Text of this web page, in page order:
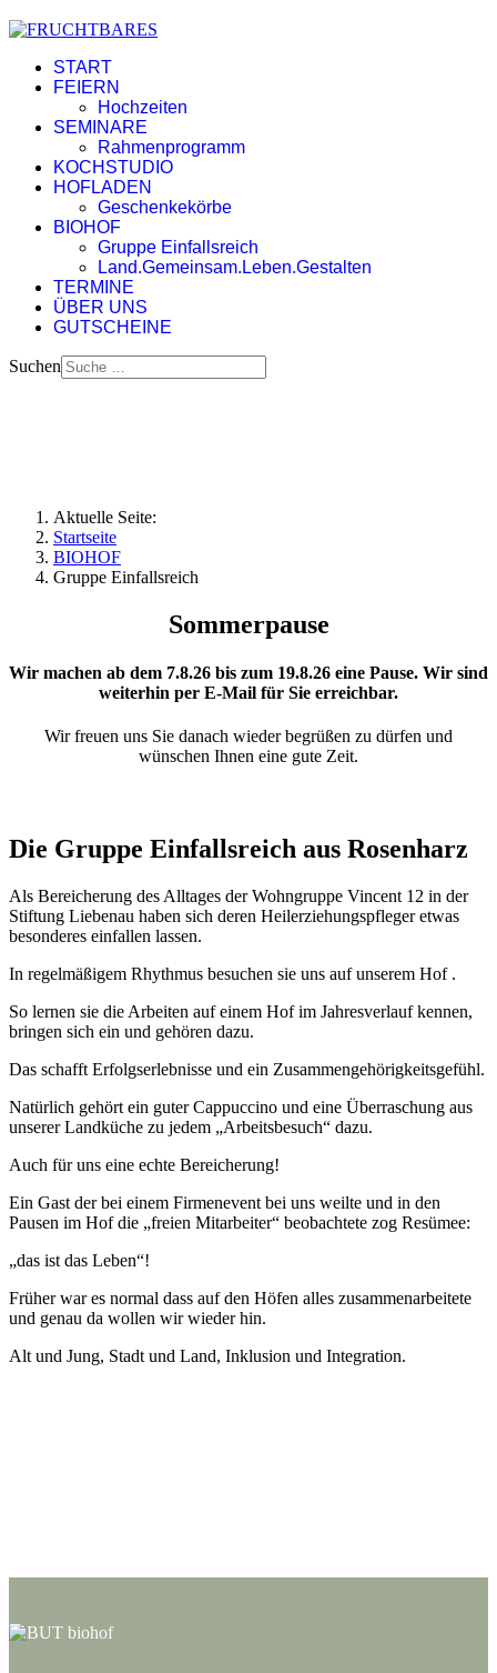
START
FEIERN
Hochzeiten
SEMINARE
Rahmenprogramm
KOCHSTUDIO
HOFLADEN
Geschenkekörbe
BIOHOF
Gruppe Einfallsreich
Land.Gemeinsam.Leben.Gestalten
TERMINE
ÜBER UNS
GUTSCHEINE
Suchen
Aktuelle Seite:
Startseite
BIOHOF
Gruppe Einfallsreich
Sommerpause
Wir machen ab dem 7.8.26 bis zum 19.8.26 eine Pause. Wir sind
weiterhin per E-Mail für Sie erreichbar.
Wir freuen uns Sie danach wieder begrüßen zu dürfen und
wünschen Ihnen eine gute Zeit.
Die Gruppe Einfallsreich aus Rosenharz
Als Bereicherung des Alltages der Wohngruppe Vincent 12 in der
Stiftung Liebenau haben sich deren Heilerziehungspfleger etwas
besonderes einfallen lassen.
In regelmäßigem Rhythmus besuchen sie uns auf unserem Hof .
So lernen sie die Arbeiten auf einem Hof im Jahresverlauf kennen,
bringen sich ein und gehören dazu.
Das schafft Erfolgserlebnisse und ein Zusammengehörigkeitsgefühl.
Natürlich gehört ein guter Cappuccino und eine Überraschung aus
unserer Landküche zu jedem „Arbeitsbesuch“ dazu.
Auch für uns eine echte Bereicherung!
Ein Gast der bei einem Firmenevent bei uns weilte und in den
Pausen im Hof die „freien Mitarbeiter“ beobachtete zog Resümee:
„das ist das Leben“!
Früher war es normal dass auf den Höfen alles zusammenarbeitete
und genau da wollen wir wieder hin.
Alt und Jung, Stadt und Land, Inklusion und Integration.